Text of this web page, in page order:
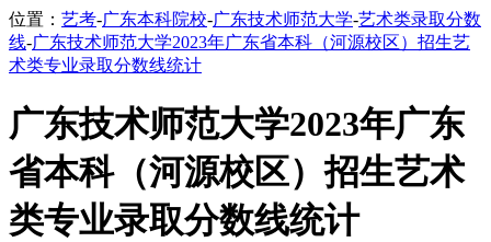
位置： 艺考-广东本科院校-广东技术师范大学-艺术类录取分数
线-广东技术师范大学2023年广东省本科（河源校区）招生艺
术类专业录取分数线统计
广东技术师范大学2023年广东
省本科（河源校区）招生艺术
类专业录取分数线统计